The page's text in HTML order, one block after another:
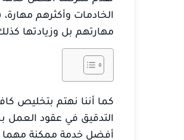
الخادمات وأكثرهم
مهارتهم بل وزيادتها
كما أننا نهتم بتخليص
التدقيق في عقود
أفضل خدمة ممكنة مهما